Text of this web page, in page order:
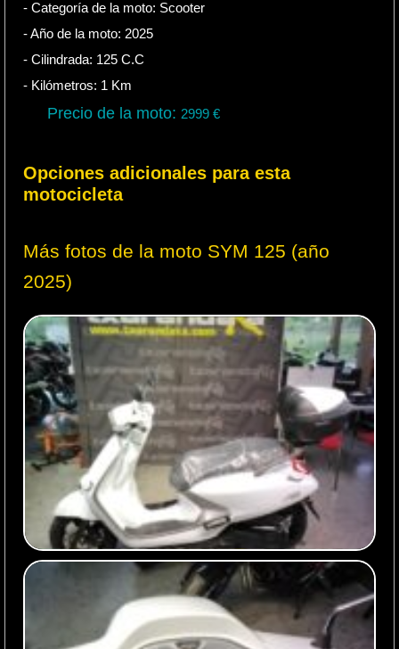
- Categoría de la moto: Scooter
- Año de la moto: 2025
- Cilindrada: 125 C.C
- Kilómetros: 1 Km
Precio de la moto: 2999€
Opciones adicionales para esta
motocicleta
Más fotos de la moto SYM 125 (año
2025)